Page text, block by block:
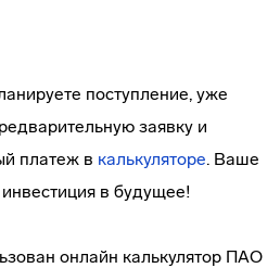
поступление, уже
заявку и
платеж в калькуляторе. Ваше
в будущее!
онлайн калькулятор ПАО